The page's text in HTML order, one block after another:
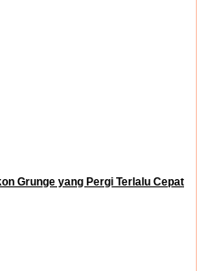
Grunge yang Pergi Terlalu Cepat